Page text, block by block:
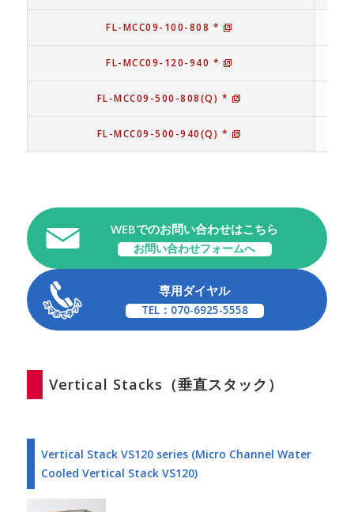
FL-MCC09-100-808 *
FL-MCC09-120-940 *
FL-MCC09-500-808(Q) *
FL-MCC09-500-940(Q) *
WEBでのお問い合わせはこちら
お問い合わせフォームへ
専用ダイヤル
TEL：070-6925-5558
Vertical Stacks（垂直スタック）
Vertical Stack VS120 series (Micro Channel Water
Cooled Vertical Stack VS120)